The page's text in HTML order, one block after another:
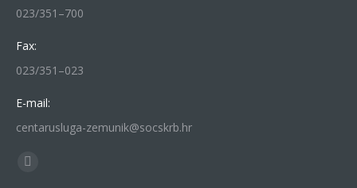
023/351–700
Fax:
023/351–023
E-mail:
centarusluga-zemunik@socskrb.hr
Find us on:
Facebook